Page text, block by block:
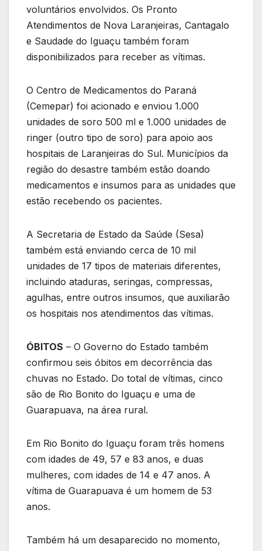
voluntários envolvidos. Os Pronto
Atendimentos de Nova Laranjeiras, Cantagalo
e Saudade do Iguaçu também foram
disponibilizados para receber as vítimas.
O Centro de Medicamentos do Paraná
(Cemepar) foi acionado e enviou 1.000
unidades de soro 500 ml e 1.000 unidades de
ringer (outro tipo de soro) para apoio aos
hospitais de Laranjeiras do Sul. Municípios da
região do desastre também estão doando
medicamentos e insumos para as unidades que
estão recebendo os pacientes.
A Secretaria de Estado da Saúde (Sesa)
também está enviando cerca de 10 mil
unidades de 17 tipos de materiais diferentes,
incluindo ataduras, seringas, compressas,
agulhas, entre outros insumos, que auxiliarão
os hospitais nos atendimentos das vítimas.
ÓBITOS – O Governo do Estado também
confirmou seis óbitos em decorrência das
chuvas no Estado. Do total de vítimas, cinco
são de Rio Bonito do Iguaçu e uma de
Guarapuava, na área rural.
Em Rio Bonito do Iguaçu foram três homens
com idades de 49, 57 e 83 anos, e duas
mulheres, com idades de 14 e 47 anos. A
vítima de Guarapuava é um homem de 53
anos.
Também há um desaparecido no momento,